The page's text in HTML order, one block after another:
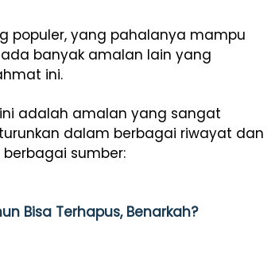
populer, yang pahalanya mampu
banyak amalan lain yang
ini.
adalah amalan yang sangat
dalam berbagai riwayat dan
sumber:
Bisa Terhapus, Benarkah?